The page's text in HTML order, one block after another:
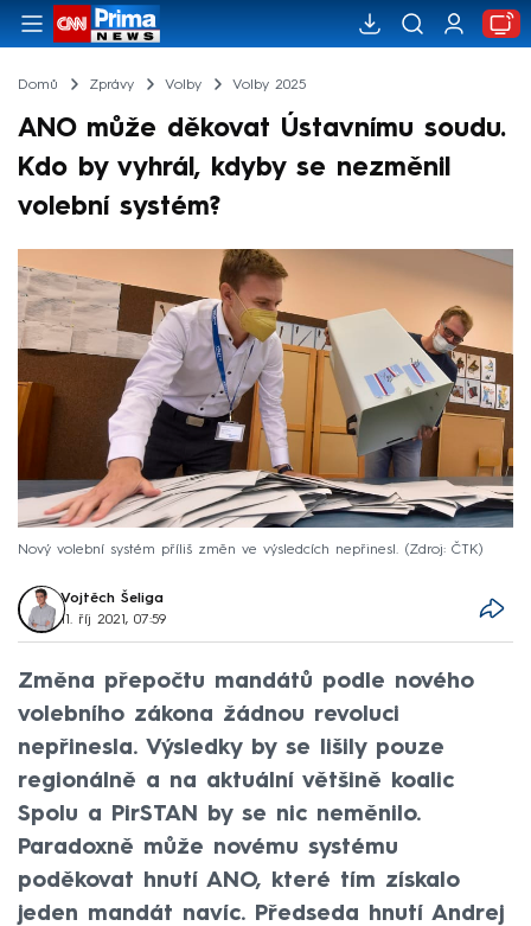
Domů Zprávy Volby Volby 2025
ANO může děkovat Ústavnímu soudu.
Kdo by vyhrál, kdyby se nezměnil
volební systém?
Nový volební systém příliš změn ve výsledcích nepřinesl. Zdroj: ČTK
Vojtěch Šeliga
11. říj 2021, 07:59
Změna přepočtu mandátů podle nového
volebního zákona žádnou revoluci
nepřinesla. Výsledky by se lišily pouze
regionálně a na aktuální většině koalic
Spolu a PirSTAN by se nic neměnilo.
Paradoxně může novému systému
poděkovat hnutí ANO, které tím získalo
jeden mandát navíc. Předseda hnutí Andrej